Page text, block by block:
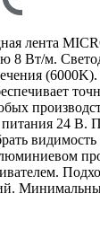
лента
8 Вт/м.
24 В.